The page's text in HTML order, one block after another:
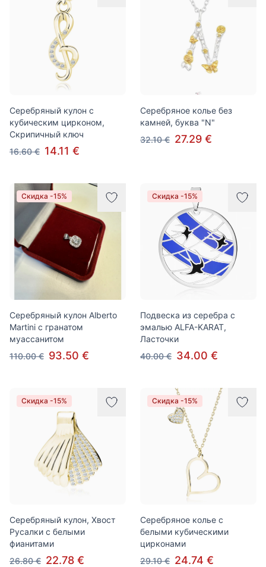
Серебряный кулон с
кубическим цирконом,
Скрипичный ключ
16.60 € 14.11 €
Серебряное колье без
камней, буква "N"
32.10 € 27.29 €
Скидка -15%
Серебряный кулон Alberto
Martini с гранатом
муассанитом
110.00 € 93.50 €
Скидка -15%
Подвеска из серебра с
эмалью ALFA-KARAT,
Ласточки
40.00 € 34.00 €
Скидка -15%
Серебряный кулон, Хвост
Русалки с белыми
фианитами
26.80 € 22.78 €
Скидка -15%
Серебряное колье с
белыми кубическими
цирконами
29.10 € 24.74 €